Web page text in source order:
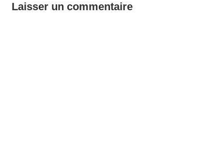
Laisser un commentaire